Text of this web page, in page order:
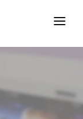
דף הבית
מוצרים